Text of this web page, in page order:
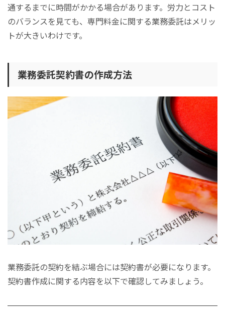
通するまでに時間がかかる場合があります。労力とコスト
のバランスを見ても、専門料金に関する業務委託はメリッ
トが大きいわけです。
業務委託契約書の作成方法
業務委託の契約を結ぶ場合には契約書が必要になります。
契約書作成に関する内容を以下で確認してみましょう。